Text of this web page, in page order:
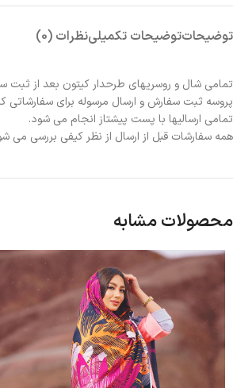
توضیحاتتوضیحات تکمیلینظرات (0)
تمامی شال و روسریهای طرحدار کیتون بعد از
پروسه ثبت سفارش و ارسال مرسوله برای سفارشاتی که نیاز به دوردستدوزی ندارند 2الی 3روز و برای سفارشاتی
تمامی ارسالیها با پست پیشتاز انجام می شود.
همه سفارشات قبل از ارسال از نظر کیفی بررسی می
محصولات مشابه